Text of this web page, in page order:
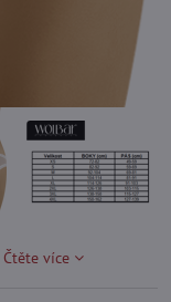
Čtěte více